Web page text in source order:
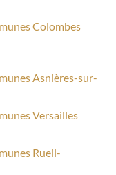
Colombes
Asnières-sur-
Versailles
Rueil-